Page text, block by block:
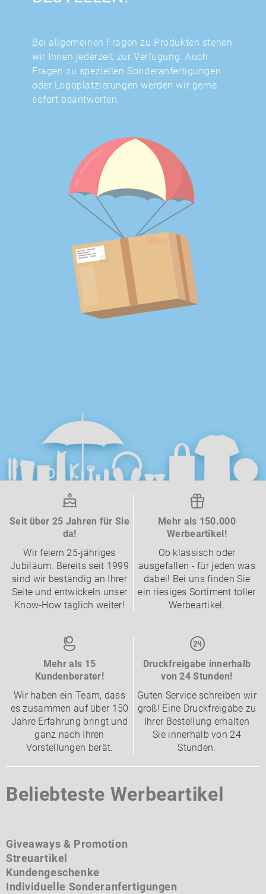
Bei allgemeinen Fragen zu Produkten stehen
wir Ihnen jederzeit zur Verfügung. Auch
Fragen zu speziellen Sonderanfertigungen
oder Logoplatzierungen werden wir gerne
sofort beantworten.
Seit über 25 Jahren für Sie
da!
Wir feiern 25-jähriges
Jubiläum. Bereits seit 1999
sind wir beständig an Ihrer
Seite und entwickeln unser
Know-How täglich weiter!
Mehr als 150.000
Werbeartikel!
Ob klassisch oder
ausgefallen - für jeden was
dabei! Bei uns finden Sie
ein riesiges Sortiment toller
Werbeartikel.
Mehr als 15
Kundenberater!
Wir haben ein Team, dass
es zusammen auf über 150
Jahre Erfahrung bringt und
ganz nach Ihren
Vorstellungen berät.
Druckfreigabe innerhalb
von 24 Stunden!
Guten Service schreiben wir
groß! Eine Druckfreigabe zu
Ihrer Bestellung erhalten
Sie innerhalb von 24
Stunden.
Beliebteste Werbeartikel
Giveaways & Promotion
Streuartikel
Kundengeschenke
Individuelle Sonderanfertigungen